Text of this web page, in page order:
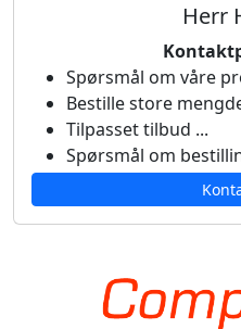
Herr
Spørsmål om våre
Bestille store
Tilpasset tilbud ...
Spørsmål om